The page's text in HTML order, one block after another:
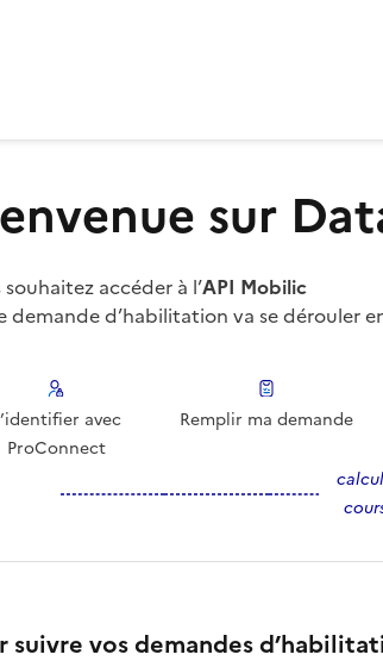
sur
souhaitez accéder à l’API Mobilic
demande d’habilitation va se dérouler
avec
ProConnect
Remplir ma demande
suivre vos demandes